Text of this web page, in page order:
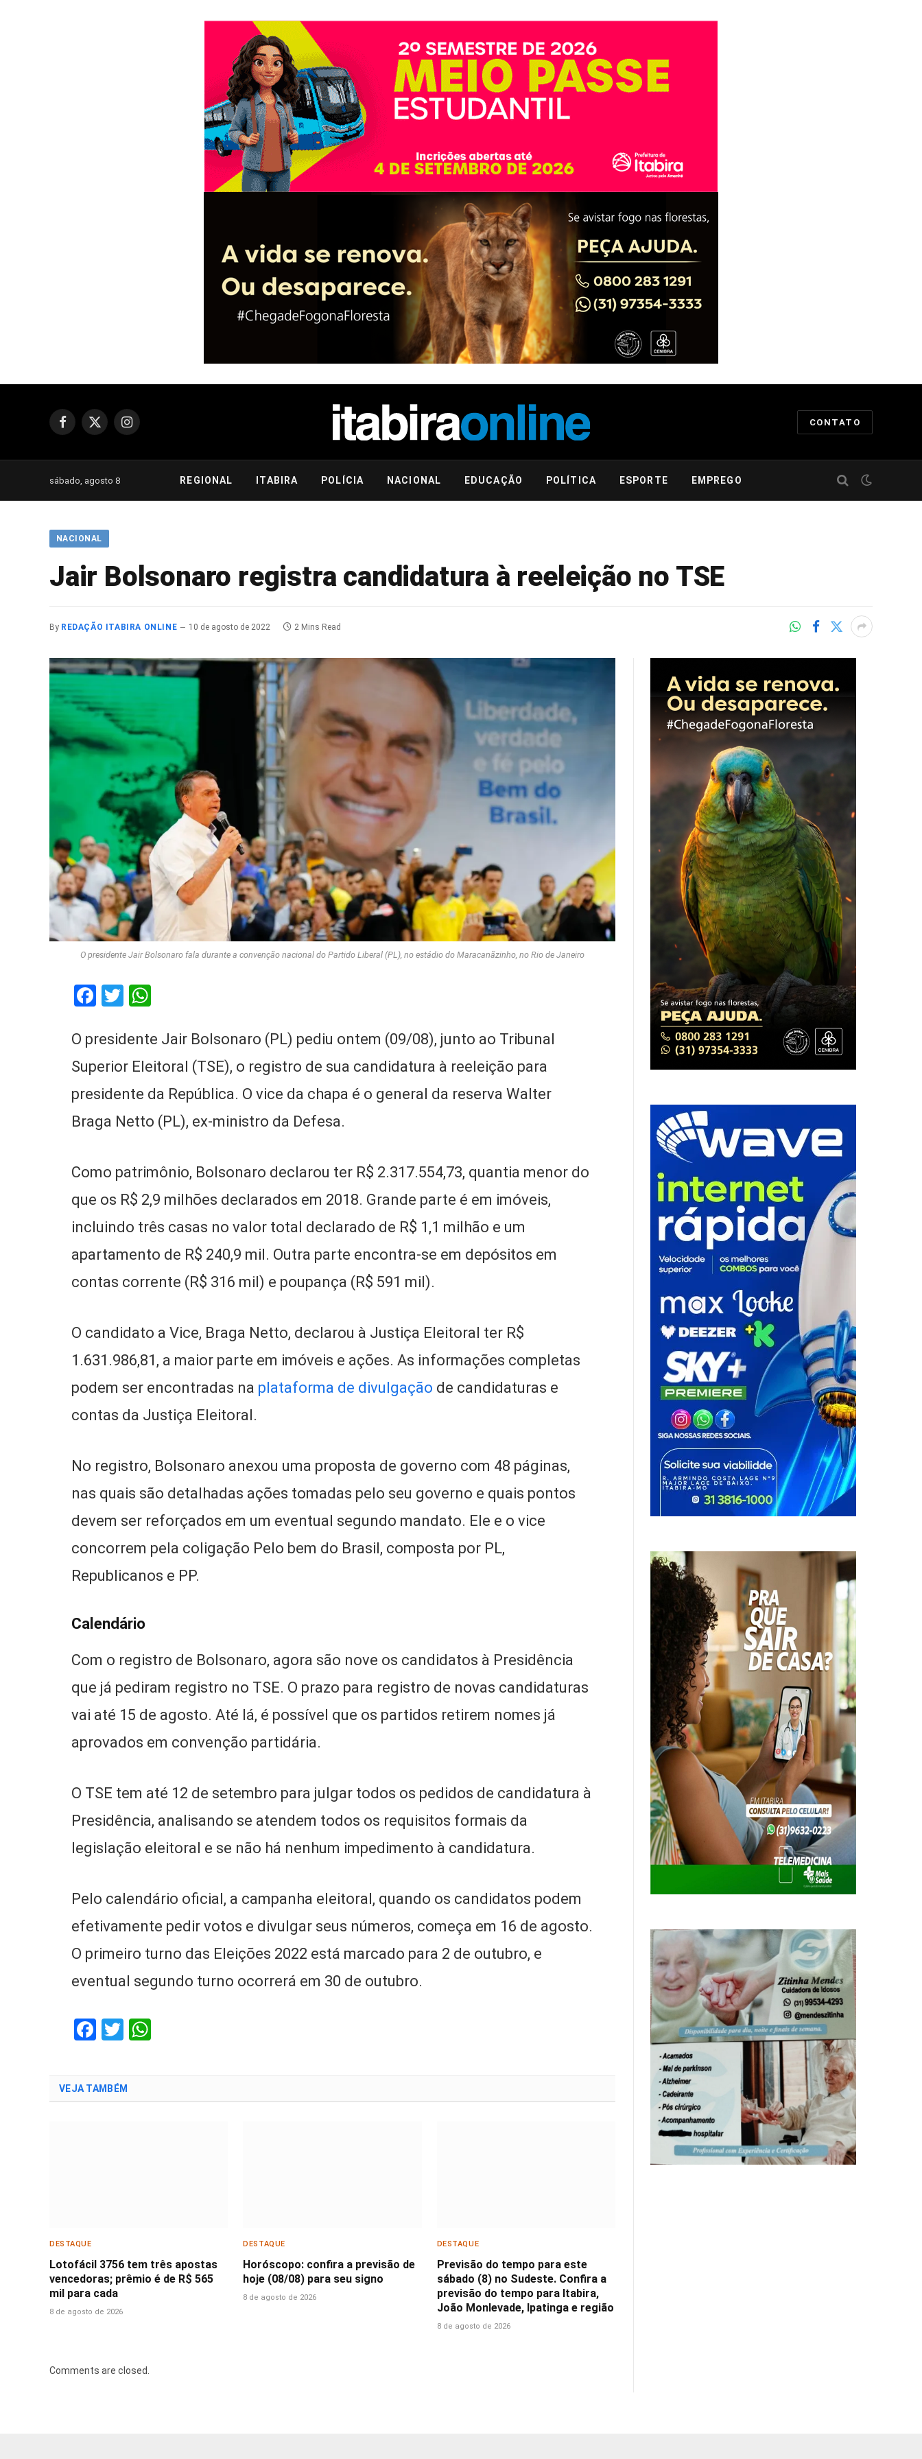
Facebook
X
Instagram
CONTATO
sábado, agosto 8 REGIONAL ITABIRA POLÍCIA NACIONAL EDUCAÇÃO POLÍTICA ESPORTE EMPREGO
NACIONAL
Jair Bolsonaro registra candidatura à reeleição no TSE
By REDAÇÃO ITABIRA ONLINE 10 de agosto de 2022 2 Mins Read
O presidente Jair Bolsonaro fala durante a convenção nacional do Partido Liberal (PL), no estádio do Maracanãzinho, no Rio de Janeiro
Facebook
Twitter
O presidente Jair Bolsonaro (PL) pediu ontem (09/08), junto ao Tribunal
Superior Eleitoral (TSE), o registro de sua candidatura à reeleição para
presidente da República. O vice da chapa é o general da reserva Walter
Braga Netto (PL), ex-ministro da Defesa.
Como patrimônio, Bolsonaro declarou ter R$ 2.317.554,73, quantia menor do
que os R$ 2,9 milhões declarados em 2018. Grande parte é em imóveis,
incluindo três casas no valor total declarado de R$ 1,1 milhão e um
apartamento de R$ 240,9 mil. Outra parte encontra-se em depósitos em
contas corrente (R$ 316 mil) e poupança (R$ 591 mil).
O candidato a Vice, Braga Netto, declarou à Justiça Eleitoral ter R$
1.631.986,81, a maior parte em imóveis e ações. As informações completas
podem ser encontradas na plataforma de divulgação de candidaturas e
contas da Justiça Eleitoral.
No registro, Bolsonaro anexou uma proposta de governo com 48 páginas,
nas quais são detalhadas ações tomadas pelo seu governo e quais pontos
devem ser reforçados em um eventual segundo mandato. Ele e o vice
concorrem pela coligação Pelo bem do Brasil, composta por PL,
Republicanos e PP.
Calendário
Com o registro de Bolsonaro, agora são nove os candidatos à Presidência
que já pediram registro no TSE. O prazo para registro de novas candidaturas
vai até 15 de agosto. Até lá, é possível que os partidos retirem nomes já
aprovados em convenção partidária.
O TSE tem até 12 de setembro para julgar todos os pedidos de candidatura à
Presidência, analisando se atendem todos os requisitos formais da
legislação eleitoral e se não há nenhum impedimento à candidatura.
Pelo calendário oficial, a campanha eleitoral, quando os candidatos podem
efetivamente pedir votos e divulgar seus números, começa em 16 de agosto.
O primeiro turno das Eleições 2022 está marcado para 2 de outubro, e
eventual segundo turno ocorrerá em 30 de outubro.
Facebook
Twitter
VEJA TAMBÉM
DESTAQUE
Lotofácil 3756 tem três apostas
vencedoras; prêmio é de R$ 565
mil para cada
8 de agosto de 2026
DESTAQUE
Horóscopo: confira a previsão de
hoje (08/08) para seu signo
8 de agosto de 2026
DESTAQUE
Previsão do tempo para este
sábado (8) no Sudeste. Confira a
previsão do tempo para Itabira,
João Monlevade, Ipatinga e região
8 de agosto de 2026
Comments are closed.